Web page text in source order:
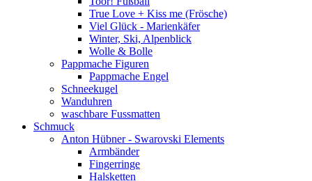
True Love + Kiss me (Frösche)
Viel Glück - Marienkäfer
Winter, Ski, Alpenblick
Wolle & Bolle
Pappmache Figuren
Pappmache Engel
Schneekugel
Wanduhren
waschbare Fussmatten
Schmuck
Anton Hübner - Swarovski Elements
Armbänder
Fingerringe
Halsketten